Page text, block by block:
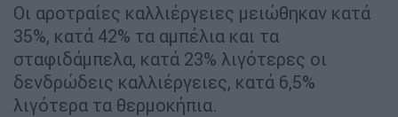
Οι αροτραίες καλλιέργειες μειώθηκαν κατά
35%, κατά 42% τα αμπέλια και τα
σταφιδάμπελα, κατά 23% λιγότερες οι
δενδρώδεις καλλιέργειες, κατά 6,5%
λιγότερα τα θερμοκήπια.